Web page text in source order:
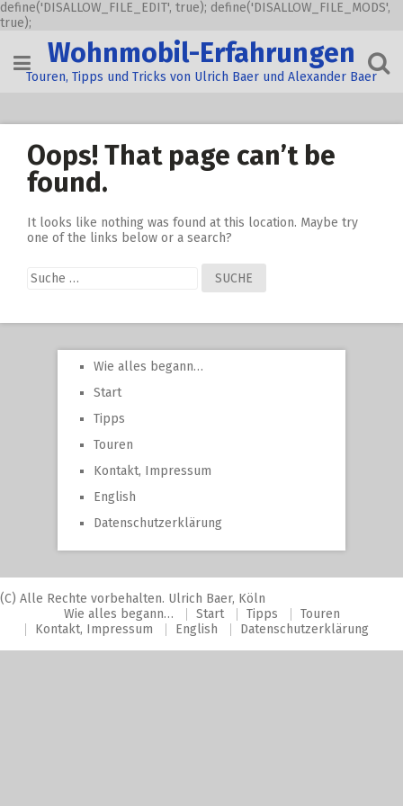
define('DISALLOW_FILE_EDIT', true); define('DISALLOW_FILE_MODS',
true);
content
Wohnmobil-Erfahrungen
Touren, Tipps und Tricks von Ulrich Baer und Alexander Baer
Oops! That page can’t be
found.
It looks like nothing was found at this location. Maybe try
one of the links below or a search?
Suche
nach:
Wie alles begann…
Start
Tipps
Touren
Kontakt, Impressum
English
Datenschutzerklärung
(C) Alle Rechte vorbehalten. Ulrich Baer, Köln
Wie alles begann…
Start Tipps
Touren
Kontakt, Impressum
English Datenschutzerklärung